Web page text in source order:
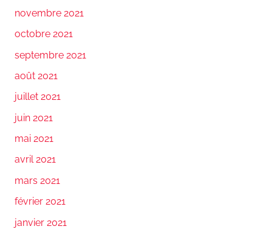
novembre 2021
octobre 2021
septembre 2021
août 2021
juillet 2021
juin 2021
mai 2021
avril 2021
mars 2021
février 2021
janvier 2021